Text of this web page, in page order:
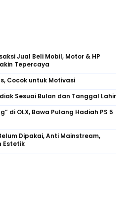
Jual Beli Mobil, Motor & HP
Tepercaya
Cocok untuk Motivasi
Sesuai Bulan dan Tanggal Lahir
di OLX, Bawa Pulang Hadiah PS 5
Dipakai, Anti Mainstream,
Estetik